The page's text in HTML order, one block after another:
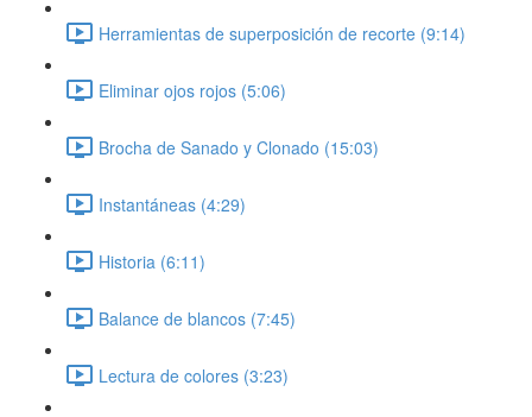
Herramientas de superposición de recorte (9:14)
Eliminar ojos rojos (5:06)
Brocha de Sanado y Clonado (15:03)
Instantáneas (4:29)
Historia (6:11)
Balance de blancos (7:45)
Lectura de colores (3:23)